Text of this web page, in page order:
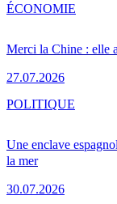
Merci la Chine : elle
27.07.2026
ÉCONOMIE
Une enclave
la mer
30.07.2026
POLITIQUE